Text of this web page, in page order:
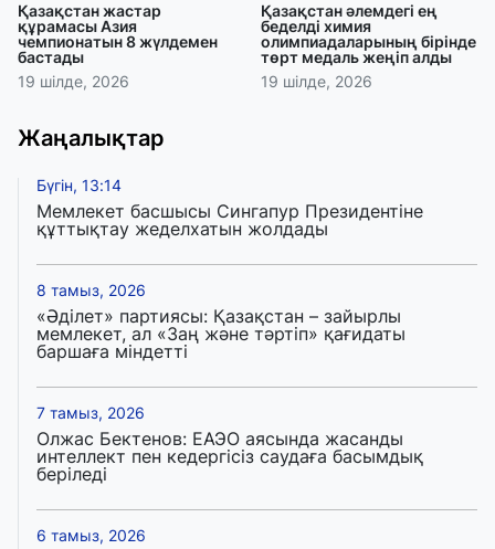
Қазақстан жастар
құрамасы Азия
чемпионатын 8 жүлдемен
бастады
19 шілде, 2026
Қазақстан әлемдегі ең
беделді химия
олимпиадаларының бірінде
төрт медаль жеңіп алды
19 шілде, 2026
Жаңалықтар
Бүгін, 13:14
Мемлекет басшысы Сингапур Президентіне
құттықтау жеделхатын жолдады
8 тамыз, 2026
«Әділет» партиясы: Қазақстан – зайырлы
мемлекет, ал «Заң және тәртіп» қағидаты
баршаға міндетті
7 тамыз, 2026
Олжас Бектенов: ЕАЭО аясында жасанды
интеллект пен кедергісіз саудаға басымдық
беріледі
6 тамыз, 2026